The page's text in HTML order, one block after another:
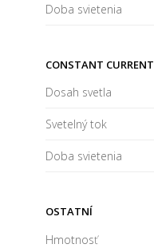
Doba svietenia
CONSTANT CURRENT
Dosah svetla
Svetelný tok
Doba svietenia
OSTATNÍ
Hmotnosť